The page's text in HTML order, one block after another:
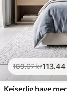
189.07kr113.44